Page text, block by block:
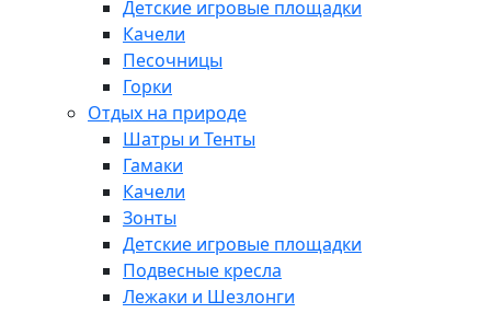
Детские игровые площадки
Качели
Песочницы
Горки
Отдых на природе
Шатры и Тенты
Гамаки
Качели
Зонты
Детские игровые площадки
Подвесные кресла
Лежаки и Шезлонги